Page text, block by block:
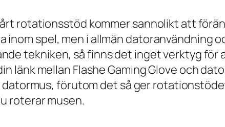
rotationsstöd kommer sannolikt att
spel, men i allmän datoranvändning
tekniken, så finns det inget verktyg
mellan Flashe Gaming Glove och
förutom det så ger
roterar musen.